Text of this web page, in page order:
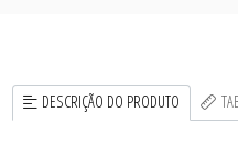
DESCRIÇÃO DO PRODUTO